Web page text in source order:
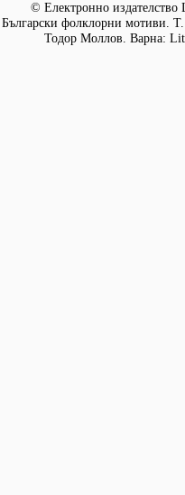
© Електронно издателство
Български фолклорни мотиви.
Тодор Моллов. Варна: